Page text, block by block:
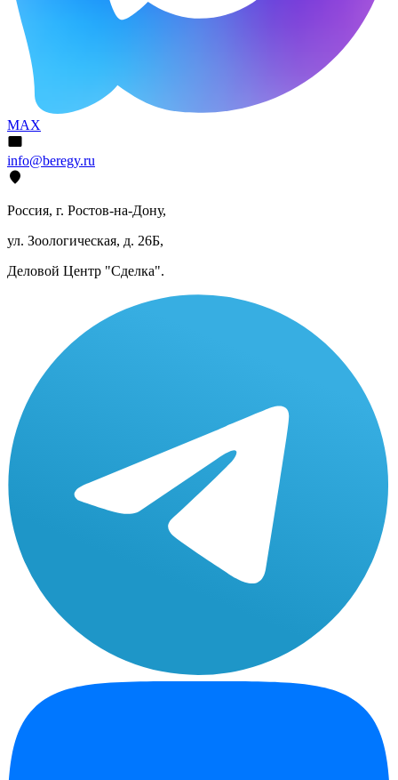
MAX
info@beregy.ru
Россия, г. Ростов-на-Дону,
ул. Зоологическая, д. 26Б,
Деловой Центр "Сделка".